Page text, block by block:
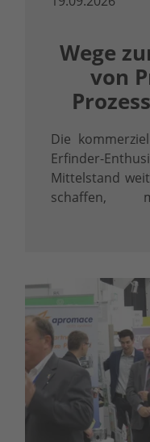
Wege
von
Die
Erfinder-
Mittelstand
schaffen,